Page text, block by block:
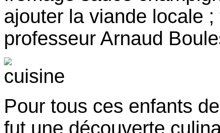
ajouter la viande locale
professeur Arnaud
Pour tous ces enfants
fut une découverte